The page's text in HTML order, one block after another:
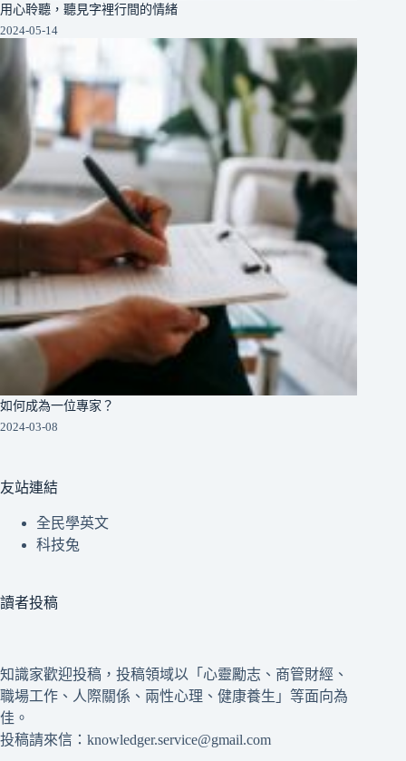
用心聆聽，聽見字裡行間的情緒
2024-05-14
如何成為一位專家？
2024-03-08
友站連結
全民學英文
科技兔
讀者投稿
知識家歡迎投稿，投稿領域以「心靈勵志、商管財經、
職場工作、人際關係、兩性心理、健康養生」等面向為
佳。
投稿請來信：knowledger.service@gmail.com